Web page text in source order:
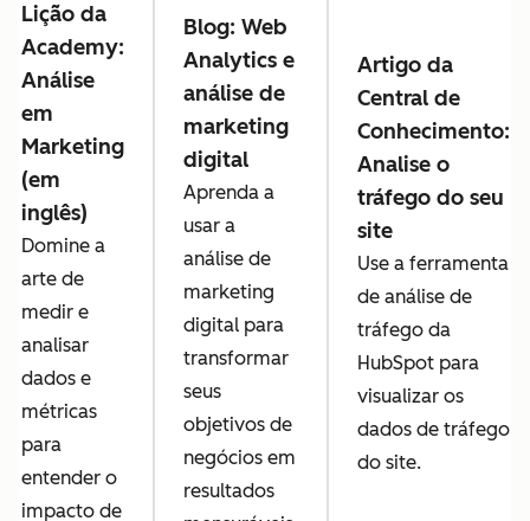
Lição da
Academy:
Análise
em
Marketing
(em
inglês)
Domine a
arte de
medir e
analisar
dados e
métricas
para
entender o
impacto de
Blog: Web
Analytics e
análise de
marketing
digital
Aprenda a
usar a
análise de
marketing
digital para
transformar
seus
objetivos de
negócios em
resultados
Artigo da
Central de
Conhecimento:
Analise o
tráfego do seu
site
Use a ferramenta
de análise de
tráfego da
HubSpot para
visualizar os
dados de tráfego
do site.